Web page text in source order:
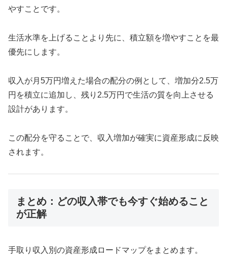
やすことです。
生活水準を上げることより先に、積立額を増やすことを最
優先にします。
収入が月5万円増えた場合の配分の例として、増加分2.5万
円を積立に追加し、残り2.5万円で生活の質を向上させる
設計があります。
この配分を守ることで、収入増加が確実に資産形成に反映
されます。
まとめ：どの収入帯でも今すぐ始めること
が正解
手取り収入別の資産形成ロードマップをまとめます。